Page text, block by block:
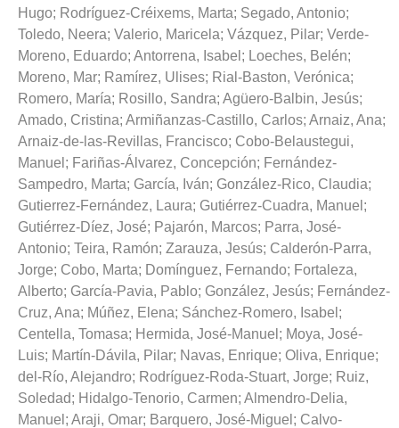
Hugo; Rodríguez-Créixems, Marta; Segado, Antonio;
Toledo, Neera; Valerio, Maricela; Vázquez, Pilar; Verde-
Moreno, Eduardo; Antorrena, Isabel ; Loeches, Belén;
Moreno, Mar; Ramírez, Ulises; Rial-Baston, Verónica;
Romero, María; Rosillo, Sandra; Agüero-Balbin, Jesús;
Amado, Cristina; Armiñanzas-Castillo, Carlos; Arnaiz, Ana;
Arnaiz-de-las-Revillas, Francisco; Cobo-Belaustegui,
Manuel ; Fariñas-Álvarez, Concepción; Fernández-
Sampedro, Marta; García, Iván; González-Rico, Claudia;
Gutierrez-Fernández, Laura; Gutiérrez-Cuadra, Manuel ;
Gutiérrez-Díez, José; Pajarón, Marcos; Parra, José-
Antonio; Teira, Ramón; Zarauza, Jesús; Calderón-Parra,
Jorge; Cobo, Marta; Domínguez, Fernando; Fortaleza,
Alberto; García-Pavia, Pablo; González, Jesús; Fernández-
Cruz, Ana; Múñez, Elena; Sánchez-Romero, Isabel ;
Centella, Tomasa; Hermida, José-Manuel ; Moya, José-
Luis; Martín-Dávila, Pilar; Navas, Enrique; Oliva, Enrique;
del-Río, Alejandro; Rodríguez-Roda-Stuart, Jorge; Ruiz,
Soledad; Hidalgo-Tenorio, Carmen; Almendro-Delia,
Manuel ; Araji, Omar; Barquero, José-Miguel ; Calvo-